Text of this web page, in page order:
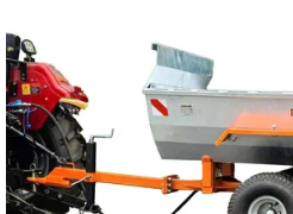
Tilbud
Lagertømming
Aktuelt
Kundeservice